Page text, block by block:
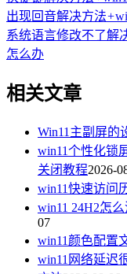
出现回音解决方法+
系统语言修改不了解
怎么办
相关文章
Win11主副屏的
win11个性化锁
关闭教程2026-
win11快速访问
win11 24H2怎
07
win11颜色配置
win11网络延迟